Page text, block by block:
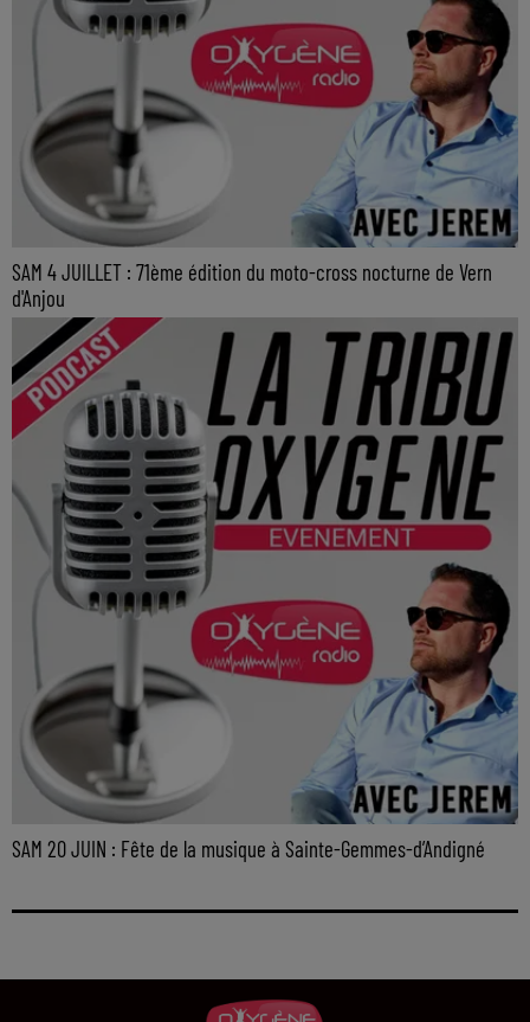
SAM 4 JUILLET : 71ème édition du moto-cross nocturne de Vern
d'Anjou
SAM 20 JUIN : Fête de la musique à Sainte-Gemmes-d’Andigné